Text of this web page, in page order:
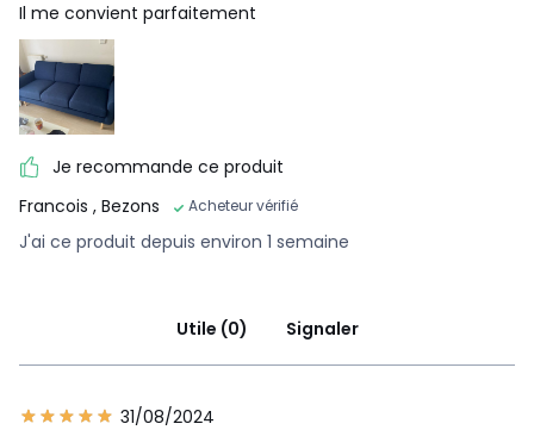
Il me convient parfaitement
Je recommande ce produit
Francois , Bezons Acheteur vérifié
J'ai ce produit depuis environ 1 semaine
Utile (0) Signaler
31/08/2024